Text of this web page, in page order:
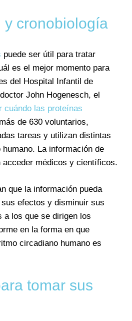
y cronobiología
puede ser útil para tratar
es el mejor momento para
del Hospital Infantil de
John Hogenesch, el
cuándo las proteínas
de 630 voluntarios,
tareas y utilizan distintas
La información de
acceder médicos y científicos.
que la información pueda
efectos y disminuir sus
a los que se dirigen los
en la forma en que
circadiano humano es
tomar sus